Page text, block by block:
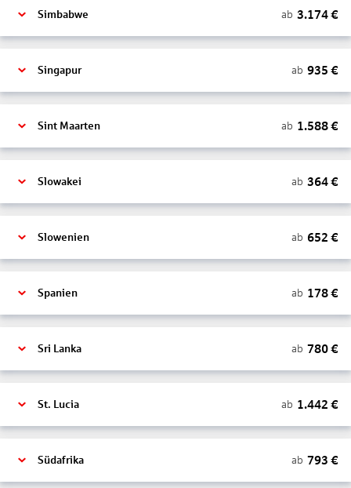
Simbabwe ab 3.174€
Singapur ab 935 €
Sint Maarten ab 1.588€
Slowakei ab 364€
Slowenien ab 652 €
Spanien ab 178€
Sri Lanka ab 780€
St. Lucia ab 1.442 €
Südafrika ab 793 €